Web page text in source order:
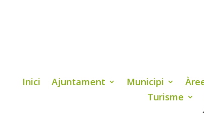
Inici Ajuntament Municipi
Turisme